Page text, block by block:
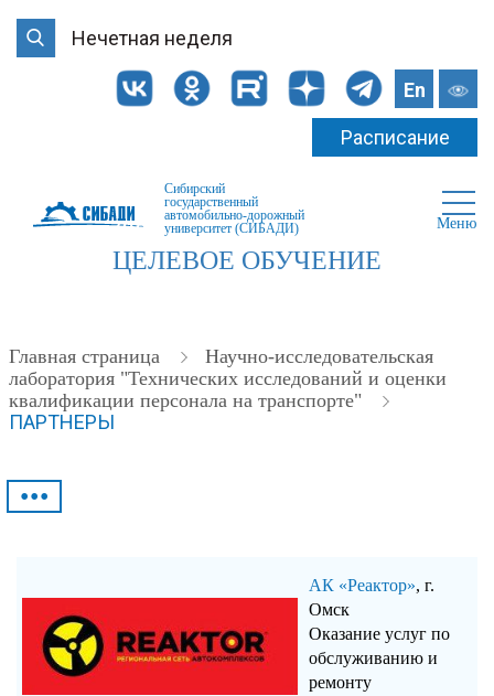
Нечетная неделя
En
Расписание
Сибирский
государственный
автомобильно-дорожный
университет (СИБАДИ)
Меню
ЦЕЛЕВОЕ ОБУЧЕНИЕ
Главная страница
Научно-исследовательская
лаборатория "Технических исследований и оценки
квалификации персонала на транспорте"
ПАРТНЕРЫ
•••
АК «Реактор», г.
Омск
Оказание услуг по
обслуживанию и
ремонту